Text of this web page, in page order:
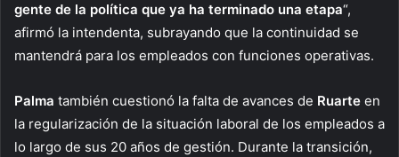
gente de la política que ya ha terminado una etapa“,
afirmó la intendenta, subrayando que la continuidad se
mantendrá para los empleados con funciones operativas.
Palma también cuestionó la falta de avances de Ruarte en
la regularización de la situación laboral de los empleados a
lo largo de sus 20 años de gestión. Durante la transición,